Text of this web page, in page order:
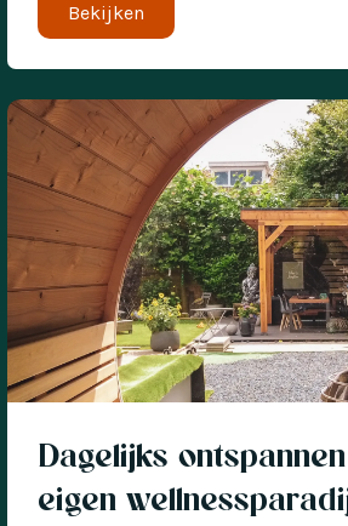
Bekijken
Dagelijks
eigen